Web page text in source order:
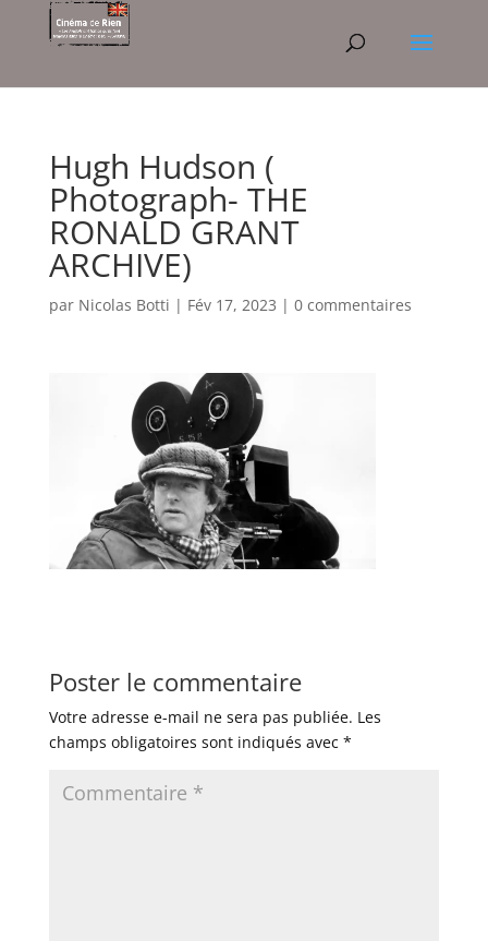
Hugh Hudson (
Photograph- THE
RONALD GRANT
ARCHIVE)
par Nicolas Botti | Fév 17, 2023 | 0 commentaires
Poster le commentaire
Votre adresse e-mail ne sera pas publiée. Les
champs obligatoires sont indiqués avec *